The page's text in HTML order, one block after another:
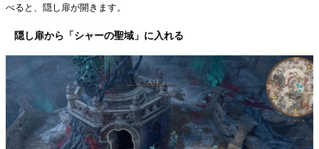
べると、隠し扉が開きます。
隠し扉から「シャーの聖域」に入れる